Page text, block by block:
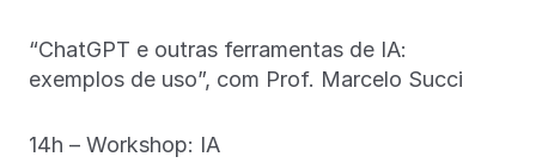
“ChatGPT e outras ferramentas de IA:
exemplos de uso”, com Prof. Marcelo Succi
14h – Workshop: IA